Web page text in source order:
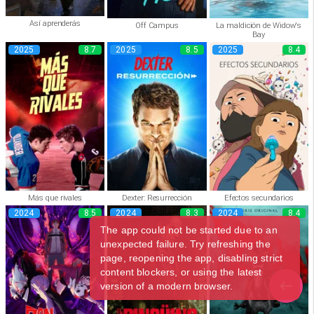
Así aprenderás Off Campus
La maldición de Widow's
Bay
2025 8.7
Más que rivales
2025 8.5
Dexter: Resurrección
2025 8.4
Efectos secundarios
2024 8.5 2024 8.3 2024 8.4
The app could not be started due to an
unexpected failure. Try refreshing the
page, reopening the app, disabling strict
content blockers, or using the latest
version of a modern browser.